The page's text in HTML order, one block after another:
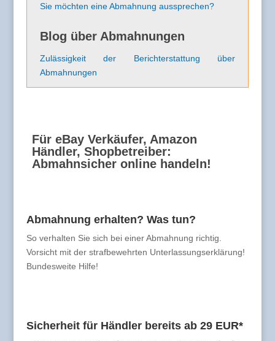
Sie möchten eine Abmahnung aussprechen?
Blog über Abmahnungen
Zulässigkeit der Berichterstattung über
Abmahnungen
Für eBay Verkäufer, Amazon
Händler, Shopbetreiber:
Abmahnsicher online handeln!
Abmahnung erhalten? Was tun?
So verhalten Sie sich bei einer Abmahnung richtig.
Vorsicht mit der strafbewehrten Unterlassungserklärung!
Bundesweite Hilfe!
Sicherheit für Händler bereits ab 29 EUR*